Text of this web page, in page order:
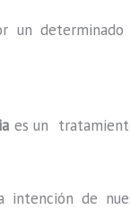
un
es un
intención de